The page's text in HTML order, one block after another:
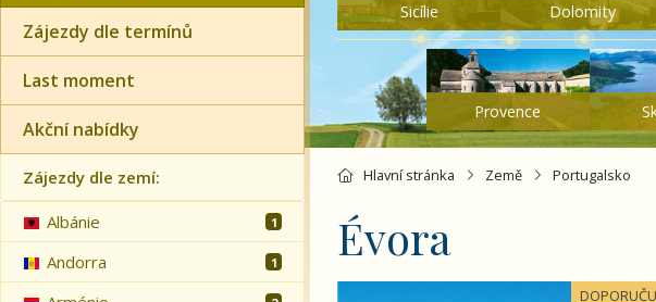
Zájezdy dle termínů
Last moment
Akční nabídky
Zájezdy dle zemí:
Albánie 1
Andorra 1
Sicílie Dolomity
Provence
Hlavní stránka Země Portugalsko
Évora
Portugalsko - prodloužená varianta